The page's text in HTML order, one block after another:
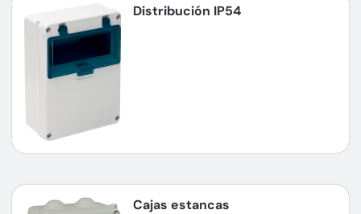
Distribución IP54
Cajas estancas